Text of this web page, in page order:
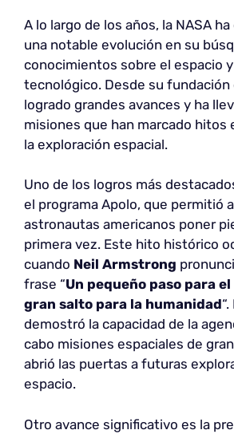
A lo largo de los años, la NASA
una notable evolución en su
conocimientos sobre el espacio
tecnológico. Desde su fundación
logrado grandes avances y ha
misiones que han marcado hitos
la exploración espacial.
Uno de los logros más
el programa Apolo, que permitió
astronautas americanos poner
primera vez. Este hito histórico
cuando Neil Armstrong
frase “Un pequeño paso para
gran salto para la humanidad
demostró la capacidad de la
cabo misiones espaciales de
abrió las puertas a futuras
espacio.
Otro avance significativo es la